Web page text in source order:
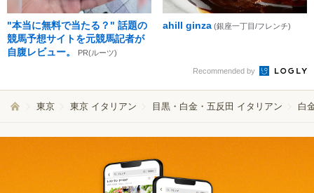
"本当に無料で当たる？" 話題の
競馬予想サイトを元競馬記者が
自腹レビュー。
PR(ルーツ)
ahill ginza (銀座一丁目/フレンチ)
Recommended by
東京 東京 イタリアン 目黒・白金・五反田 イタリアン 白